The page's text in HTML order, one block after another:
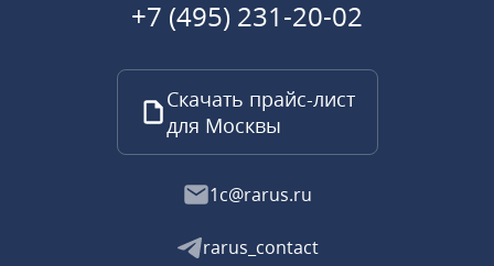
+7 (495) 231-20-02
Скачать прайс-лист
для Москвы
1c@rarus.ru
rarus_contact